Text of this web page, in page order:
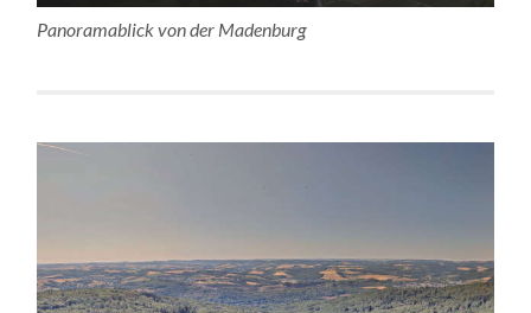
Panoramablick von der Madenburg